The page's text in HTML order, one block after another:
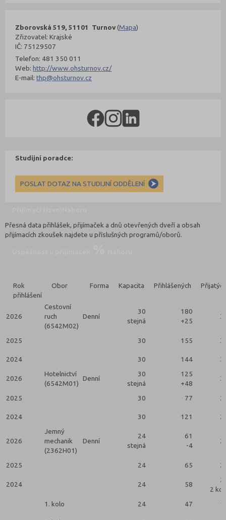
Zborovská 519, 51101 Turnov(Mapa)
Zřizovatel: Krajské
IČ: 75129507
Telefon: 481 350 011
Web:http://www.ohsturnov.cz/
E-mail:thp@ohsturnov.cz
Studijní poradce:
POSLAT DOTAZ NA STUDIJNÍ ODDĚLENÍ
Přesná data přihlášek, přijímaček a dnů otevřených dveří a obsah
přijímacích zkoušek najdete u příslušných programů/oborů.
Rok
přihlášení
Obor Forma Kapacita Přihlášených
2026
Cestovní
ruch
(6542M02)
Denní
30
stejná
180
+25
2025 30 155
2024 30 144
2026
Hotelnictví
(6542M01)
Denní
30
stejná
125
+48
2025 30 77
2024 30 121
2026
Jemný
mechanik
(2362H01)
Denní
24
stejná
61
-4
2025 24 65
2024 24 58
2
1. kolo
24 47